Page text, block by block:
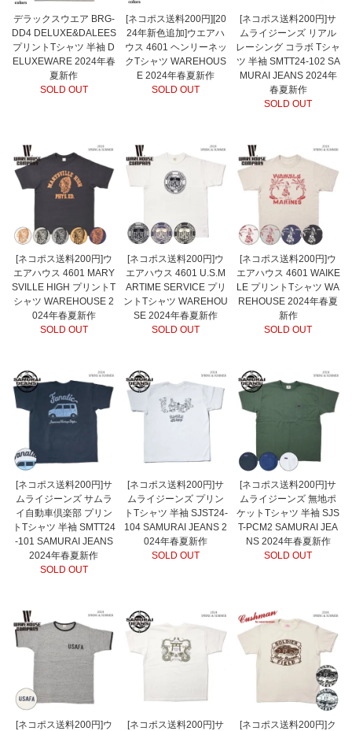
デラックスウエア BRG-
DD4 DELUXE&DALEES
プリントTシャツ 半袖 D
ELUXEWARE 2024年春
夏新作
SOLD OUT
[ネコポス送料200円][20
24年新色追加]ウエアハ
ウス 4601 ヘンリーネッ
クTシャツ WAREHOUS
E 2024年春夏新作
SOLD OUT
[ネコポス送料200円]サ
ムライジーンズ リアル
レーシング コラボ Tシャ
ツ 半袖 SMTT24-102 SA
MURAI JEANS 2024年
春夏新作
SOLD OUT
[ネコポス送料200円]ウ
エアハウス 4601 MARY
SVILLE HIGH プリントT
シャツ WAREHOUSE 2
024年春夏新作
SOLD OUT
[ネコポス送料200円]ウ
エアハウス 4601 U.S.M
ARTIME SERVICE プリ
ントTシャツ WAREHOU
SE 2024年春夏新作
SOLD OUT
[ネコポス送料200円]ウ
エアハウス 4601 WAIKE
LE プリントTシャツ WA
REHOUSE 2024年春夏
新作
SOLD OUT
[ネコポス送料200円]サ
ムライジーンズ サムラ
イ自動車倶楽部 プリン
トTシャツ 半袖 SMTT24
-101 SAMURAI JEANS
2024年春夏新作
SOLD OUT
[ネコポス送料200円]サ
ムライジーンズ プリン
トTシャツ 半袖 SJST24-
104 SAMURAI JEANS 2
024年春夏新作
SOLD OUT
[ネコポス送料200円]サ
ムライジーンズ 無地ポ
ケットTシャツ 半袖 SJS
T-PCM2 SAMURAI JEA
NS 2024年春夏新作
SOLD OUT
[ネコポス送料200円]ウ
[ネコポス送料200円]サ
[ネコポス送料200円]ク